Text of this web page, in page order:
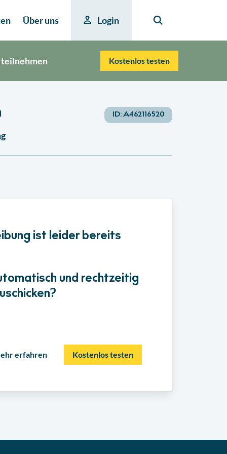
Über uns Login
teilnehmen Kostenlos testen
ID:A462116520
ist leider bereits
und rechtzeitig
erfahren Kostenlos testen